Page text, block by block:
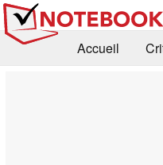
Accueil